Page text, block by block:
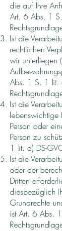
die auf Ihre
Art. 6 Abs. 1
Ist die
rechtlichen
wir unterliegen
Abs. 1 S. 1 lit.
Ist die
lebenswichtige
Person oder
Person zu
1 lit. d) DS-
Ist die
oder der
Dritten
diesbezüglich
Grundrechte
ist Art. 6 Abs.